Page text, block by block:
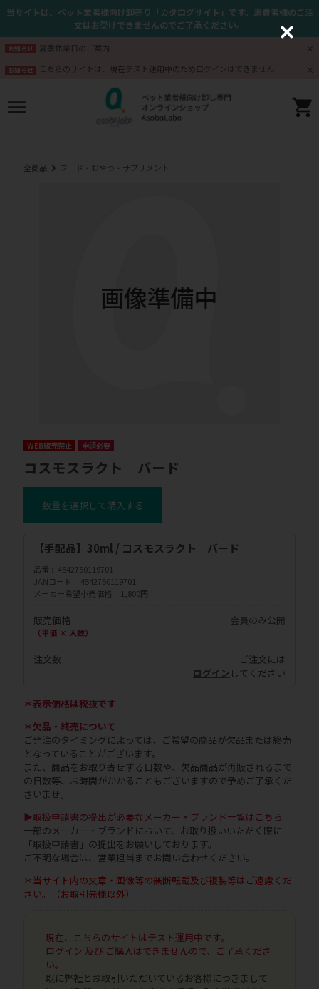
当サイトは、ペット業者様向け卸売り「カタログサイト」です。消費者様のご注
文はお受けできませんのでご了承ください。
お知らせ 夏季休業日のご案内
お知らせ こちらのサイトは、現在テスト運用中のためログインはできません
全商品 フード・おやつ・サプリメント
WEB販売禁止 申請必要
コスモスラクト バード
数量を選択して購入する
【手配品】30ml / コスモスラクト バード
品番
4542750119701
JANコード
4542750119701
メーカー希望小売価格
1,800円
販売価格
（単価 × 入数）
会員のみ公開
注文数
ご注文には
ログイン してください
＊表示価格は税抜です
＊欠品・終売について
ご発注のタイミングによっては、ご希望の商品が欠品または終売
となっていることがございます。
また、商品をお取り寄せする日数や、欠品商品が再販されるまで
の日数等、お時間がかかることもございますので予めご了承くだ
さいませ。
▶取扱申請書の提出が必要なメーカー・ブランド一覧はこちら
一部のメーカー・ブランドにおいて、お取り扱いいただく際に
「取扱申請書」の提出をお願いしております。
ご不明な場合は、営業担当までお問い合わせください。
＊当サイト内の文章・画像等の無断転載及び複製等はご遠慮くだ
さい。（お取引先様以外）
現在、こちらのサイトはテスト運用中です。
ログイン 及び ご購入はできませんので、ご了承くださ
い。
既に弊社とお取引いただいているお客様につきまして
C